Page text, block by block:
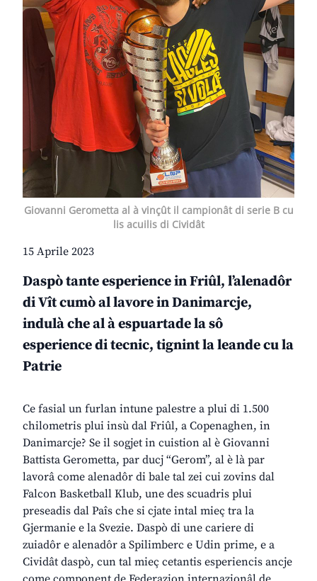
Giovanni Gerometta al à vinçût il campionât di serie B cu
lis acuilis di Cividât
15 Aprile 2023
Daspò tante esperience in Friûl, l’alenadôr
di Vît cumò al lavore in Danimarcje,
indulà che al à espuartade la sô
esperience di tecnic, tignint la leande cu la
Patrie
Ce fasial un furlan intune palestre a plui di 1.500
chilometris plui insù dal Friûl, a Copenaghen, in
Danimarcje? Se il sogjet in cuistion al è Giovanni
Battista Gerometta, par ducj “Gerom”, al è là par
lavorâ come alenadôr di bale tal zei cui zovins dal
Falcon Basketball Klub, une des scuadris plui
preseadis dal Paîs che si cjate intal mieç tra la
Gjermanie e la Svezie. Daspò di une cariere di
zuiadôr e alenadôr a Spilimberc e Udin prime, e a
Cividât daspò, cun tal mieç cetantis esperiencis ancje